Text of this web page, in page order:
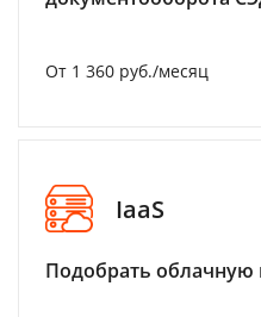
От 1 360 руб./месяц
IaaS
Подобрать облачную